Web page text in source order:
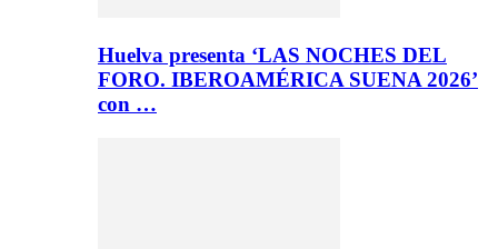
Huelva presenta ‘LAS NOCHES DEL
FORO. IBEROAMÉRICA SUENA 2026’
con …